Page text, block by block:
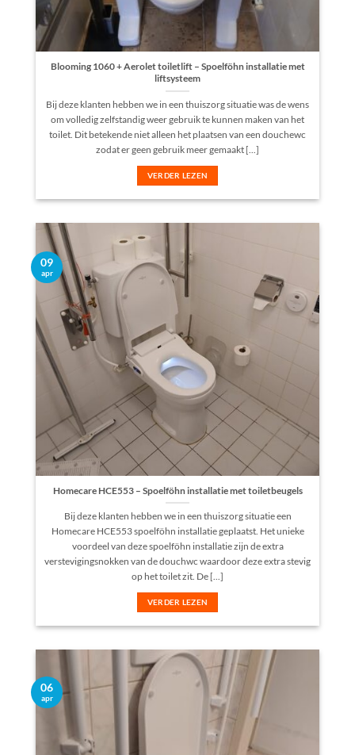
Blooming 1060 + Aerolet toiletlift – Spoelföhn installatie met
liftsysteem
Bij deze klanten hebben we in een thuiszorg situatie was de wens
om volledig zelfstandig weer gebruik te kunnen maken van het
toilet. Dit betekende niet alleen het plaatsen van een douchewc
zodat er geen gebruik meer gemaakt [...]
VERDER LEZEN
Homecare HCE553 – Spoelföhn installatie met toiletbeugels
Bij deze klanten hebben we in een thuiszorg situatie een
Homecare HCE553 spoelföhn installatie geplaatst. Het unieke
voordeel van deze spoelföhn installatie zijn de extra
verstevigingsnokken van de douchwc waardoor deze extra stevig
op het toilet zit. De [...]
VERDER LEZEN
09
apr
06
apr